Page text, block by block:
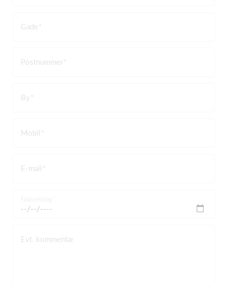
Gade
Postnummer
By
Mobil
E-mail
Evt. kommentar